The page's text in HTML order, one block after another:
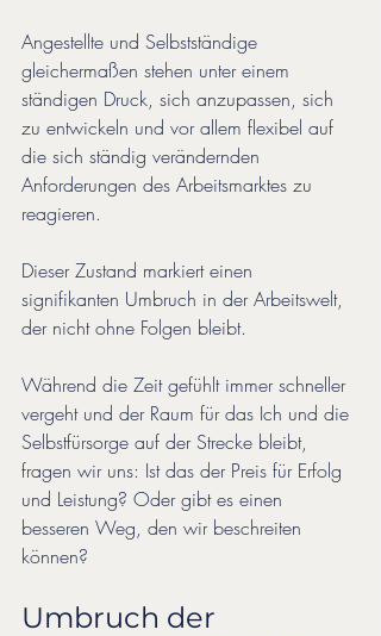
Angestellte und Selbstständige
gleichermaßen stehen unter einem
ständigen Druck, sich anzupassen, sich
zu entwickeln und vor allem flexibel auf
die sich ständig verändernden
Anforderungen des Arbeitsmarktes zu
reagieren.
Dieser Zustand markiert einen
signifikanten Umbruch in der Arbeitswelt,
der nicht ohne Folgen bleibt.
Während die Zeit gefühlt immer schneller
vergeht und der Raum für das Ich und die
Selbstfürsorge auf der Strecke bleibt,
fragen wir uns: Ist das der Preis für Erfolg
und Leistung? Oder gibt es einen
besseren Weg, den wir beschreiten
können?
Umbruch der